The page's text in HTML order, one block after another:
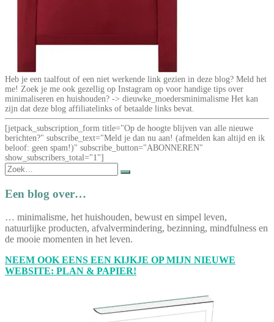
Heb je een taalfout of een niet werkende link gezien in deze blog? Meld het
me! Zoek je me ook gezellig op Instagram op voor handige tips over
minimaliseren en huishouden? -> dieuwke_moedersminimalisme Het kan
zijn dat deze blog affiliatelinks of betaalde links bevat.
[jetpack_subscription_form title="Op de hoogte blijven van alle nieuwe
berichten?" subscribe_text="Meld je dan nu aan! (afmelden kan altijd en ik
beloof: geen spam!)" subscribe_button="ABONNEREN"
show_subscribers_total="1"]
Zoek
naar:
Een blog over…
… minimalisme, het huishouden, bewust en simpel leven,
natuurlijke producten, afvalvermindering, bezinning, mindfulness en
de mooie momenten in het leven.
NEEM OOK EENS EEN KIJKJE OP MIJN NIEUWE
WEBSITE: PLAN & PAPIER!